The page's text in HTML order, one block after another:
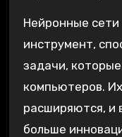
Нейронные сети
инструмент‚
задачи‚
компьютеров.
расширяются‚
больше